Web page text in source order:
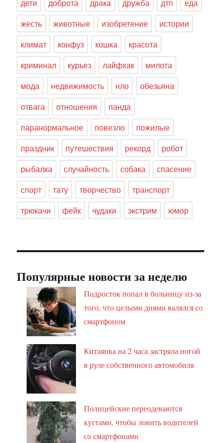
дети доброта драка дружба дтп
еда
жесть
животные изобретение
истории
климат
конфуз кошка
красота
криминал
курьез лайфхак
милота
мода
недвижимость нло
обезьяна
отвага
отношения
панда
паранормальное
повезло
пожилые
праздник
путешествия рекорд
робот
рыбалка
случайность собака
спасение
спорт
тату творчество
транспорт
трюкачи
фейк чудаки экстрим юмор
Популярные новости за неделю
Подросток попал в больницу из-за
того, что целыми днями валялся со
смартфоном
Китаянка на 2 часа застряла ногой
в руле собственного автомобиля
Полицейские переодеваются
кустами, чтобы ловить водителей
со смартфонами